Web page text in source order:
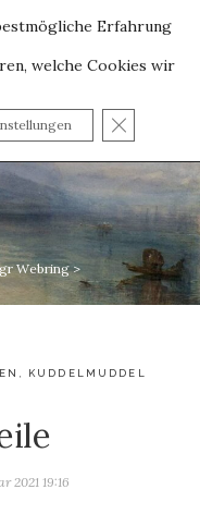
ohne
Webring>
, KUDDELMUDDEL
2021 19:16
Erfahrung
welche Cookies wir
GDPR